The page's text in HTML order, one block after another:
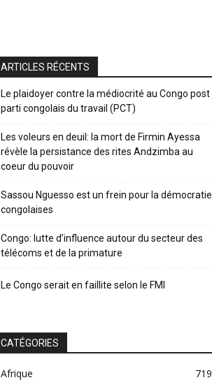
ARTICLES RÉCENTS
Le plaidoyer contre la médiocrité au Congo post
parti congolais du travail (PCT)
Les voleurs en deuil: la mort de Firmin Ayessa
révèle la persistance des rites Andzimba au
coeur du pouvoir
Sassou Nguesso est un frein pour la démocratie
congolaises
Congo: lutte d’influence autour du secteur des
télécoms et de la primature
Le Congo serait en faillite selon le FMI
CATÉGORIES
Afrique
719